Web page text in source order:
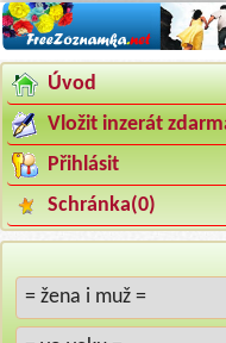
Úvod
Vložit inzerát
Přihlásit
Schránka(0)